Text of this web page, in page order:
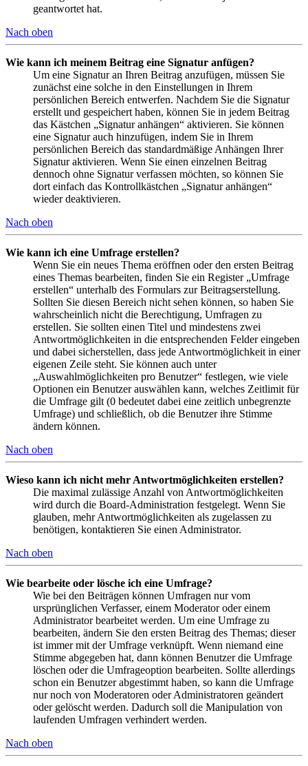
geantwortet hat.
Nach oben
Wie kann ich meinem Beitrag eine Signatur anfügen?
Um eine Signatur an Ihren Beitrag anzufügen, müssen Sie
zunächst eine solche in den Einstellungen in Ihrem
persönlichen Bereich entwerfen. Nachdem Sie die Signatur
erstellt und gespeichert haben, können Sie in jedem Beitrag
das Kästchen „Signatur anhängen“ aktivieren. Sie können
eine Signatur auch hinzufügen, indem Sie in Ihrem
persönlichen Bereich das standardmäßige Anhängen Ihrer
Signatur aktivieren. Wenn Sie einen einzelnen Beitrag
dennoch ohne Signatur verfassen möchten, so können Sie
dort einfach das Kontrollkästchen „Signatur anhängen“
wieder deaktivieren.
Nach oben
Wie kann ich eine Umfrage erstellen?
Wenn Sie ein neues Thema eröffnen oder den ersten Beitrag
eines Themas bearbeiten, finden Sie ein Register „Umfrage
erstellen“ unterhalb des Formulars zur Beitragserstellung.
Sollten Sie diesen Bereich nicht sehen können, so haben Sie
wahrscheinlich nicht die Berechtigung, Umfragen zu
erstellen. Sie sollten einen Titel und mindestens zwei
Antwortmöglichkeiten in die entsprechenden Felder eingeben
und dabei sicherstellen, dass jede Antwortmöglichkeit in einer
eigenen Zeile steht. Sie können auch unter
„Auswahlmöglichkeiten pro Benutzer“ festlegen, wie viele
Optionen ein Benutzer auswählen kann, welches Zeitlimit für
die Umfrage gilt (0 bedeutet dabei eine zeitlich unbegrenzte
Umfrage) und schließlich, ob die Benutzer ihre Stimme
ändern können.
Nach oben
Wieso kann ich nicht mehr Antwortmöglichkeiten erstellen?
Die maximal zulässige Anzahl von Antwortmöglichkeiten
wird durch die Board-Administration festgelegt. Wenn Sie
glauben, mehr Antwortmöglichkeiten als zugelassen zu
benötigen, kontaktieren Sie einen Administrator.
Nach oben
Wie bearbeite oder lösche ich eine Umfrage?
Wie bei den Beiträgen können Umfragen nur vom
ursprünglichen Verfasser, einem Moderator oder einem
Administrator bearbeitet werden. Um eine Umfrage zu
bearbeiten, ändern Sie den ersten Beitrag des Themas; dieser
ist immer mit der Umfrage verknüpft. Wenn niemand eine
Stimme abgegeben hat, dann können Benutzer die Umfrage
löschen oder die Umfrageoption bearbeiten. Sollte allerdings
schon ein Benutzer abgestimmt haben, so kann die Umfrage
nur noch von Moderatoren oder Administratoren geändert
oder gelöscht werden. Dadurch soll die Manipulation von
laufenden Umfragen verhindert werden.
Nach oben